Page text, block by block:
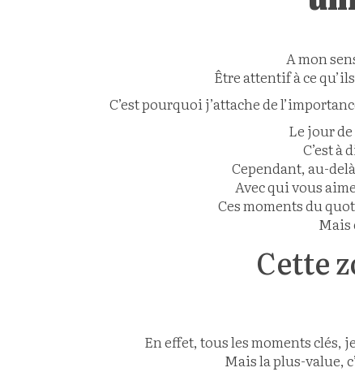
A mon
Être attentif à ce
C’est pourquoi j’attache de
Le jour
C’est à
Cependant, au-
Avec qui vous
Ces moments du
Mais
Cette
En effet, tous les moments clés,
Mais la plus-value,